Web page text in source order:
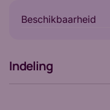
Beschikbaarheid
Indeling